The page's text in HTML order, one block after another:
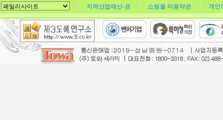
지적산업재산-권 쇼핑몰 이용약관 개인